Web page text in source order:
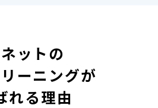
ットの
ーニングが
れる理由